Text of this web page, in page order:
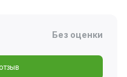
Без оценки